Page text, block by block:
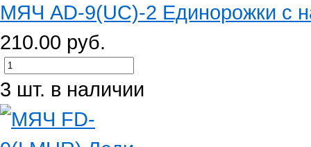
МЯЧ AD-9(UC)-2 Единорожки с
210.00 руб.
3 шт. в наличии